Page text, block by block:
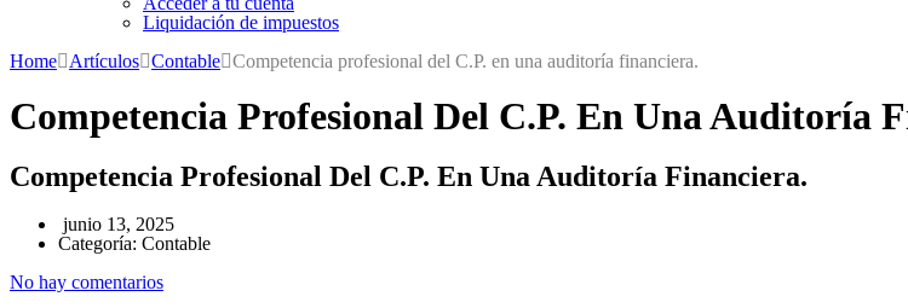
Liquidación de impuestos
Home
Artículos Contable Competencia profesional del C.P. en una auditoría financiera.
Competencia Profesional Del C.P. En Una Auditoría
Competencia Profesional Del C.P. En Una Auditoría Financiera.
junio 13, 2025
Categoría: Contable
No hay comentarios